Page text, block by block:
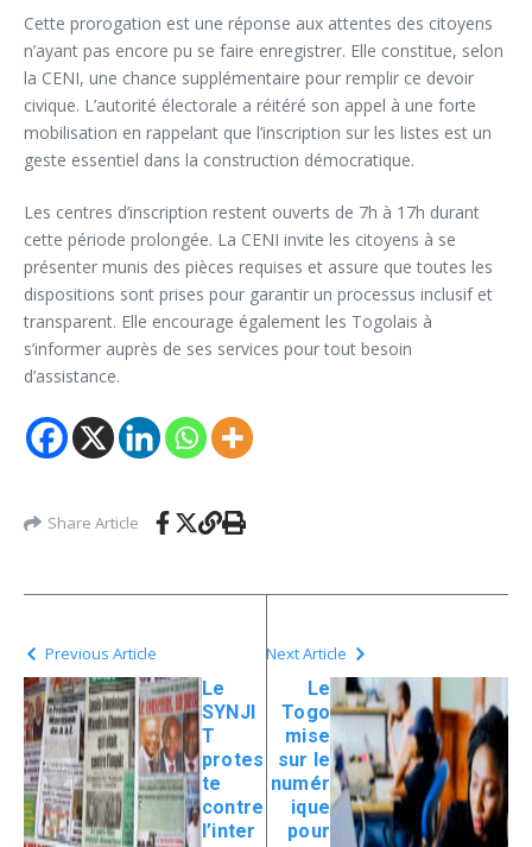
Cette prorogation est une réponse aux attentes des citoyens
n’ayant pas encore pu se faire enregistrer. Elle constitue, selon
la CENI, une chance supplémentaire pour remplir ce devoir
civique. L’autorité électorale a réitéré son appel à une forte
mobilisation en rappelant que l’inscription sur les listes est un
geste essentiel dans la construction démocratique.
Les centres d’inscription restent ouverts de 7h à 17h durant
cette période prolongée. La CENI invite les citoyens à se
présenter munis des pièces requises et assure que toutes les
dispositions sont prises pour garantir un processus inclusif et
transparent. Elle encourage également les Togolais à
s’informer auprès de ses services pour tout besoin
d’assistance.
Share Article
Previous Article
Le
SYNJI
T
protes
te
contre
l’inter
Next Article
Le
Togo
mise
sur le
numér
ique
pour